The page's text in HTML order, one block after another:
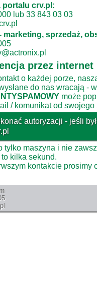
portalu crv.pl:
lub 33 843 03 03
marketing, sprzedaż,
przez internet
o każdej porze,
do nas wracają -
może
/ komunikat od
autoryzacji - jeśli
tylko maszyna i nie
kilka sekund.
kontakcie prosimy